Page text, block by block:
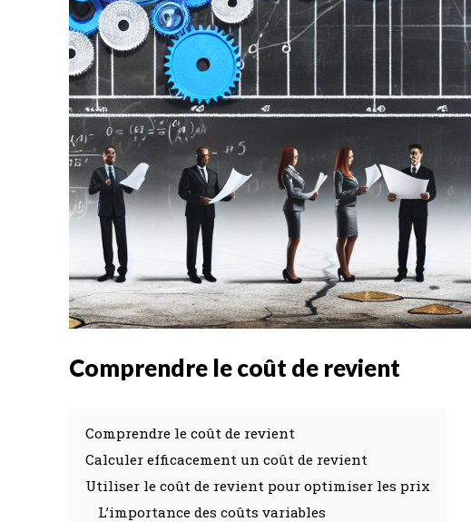
Comprendre le coût de revient
Comprendre le coût de revient
Calculer efficacement un coût de revient
Utiliser le coût de revient pour optimiser les prix
L’importance des coûts variables